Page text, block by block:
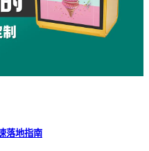
落地指南